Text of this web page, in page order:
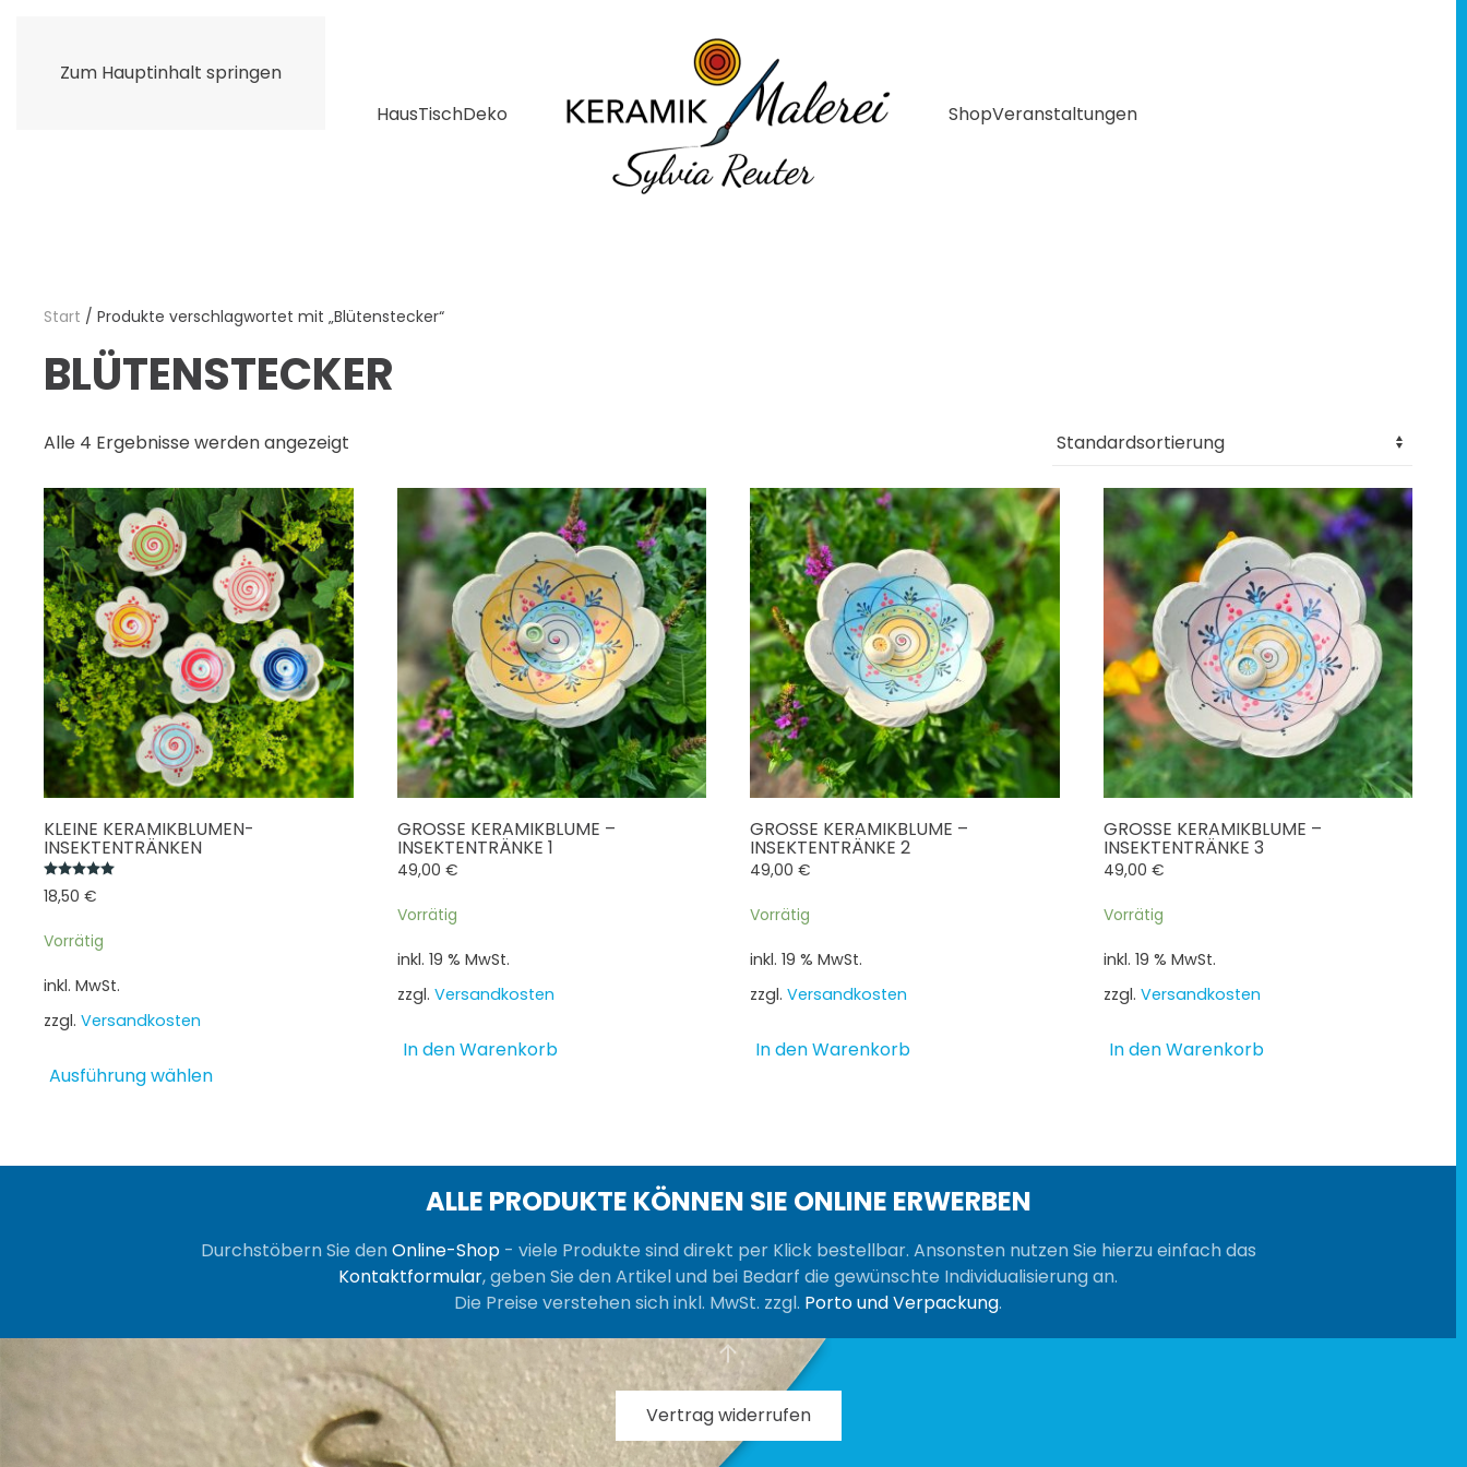
Zum Hauptinhalt springen
HausTischDeko ShopVeranstaltungen
Start / Produkte verschlagwortet mit „Blütenstecker“
BLÜTENSTECKER
Alle 4 Ergebnisse werden angezeigt
KLEINE KERAMIKBLUMEN-
INSEKTENTRÄNKEN
18,50 €
Vorrätig
inkl. MwSt.
zzgl. Versandkosten
Ausführung wählen
können
Produktseite
werden
GROSSE KERAMIKBLUME – I
NSEKTENTRÄNKE 1
49,00 €
Vorrätig
inkl. 19 % MwSt.
zzgl. Versandkosten
In den Warenkorb
GROSSE KERAMIKBLUME – I
NSEKTENTRÄNKE 2
49,00 €
Vorrätig
inkl. 19 % MwSt.
zzgl. Versandkosten
In den Warenkorb
GROSSE KERAMIKBLUME – I
NSEKTENTRÄNKE 3
49,00 €
Vorrätig
inkl. 19 % MwSt.
zzgl. Versandkosten
In den Warenkorb
ALLE PRODUKTE KÖNNEN SIE ONLINE ERWERBEN
Durchstöbern Sie denOnline-Shop- viele Produkte sind direkt per Klick bestellbar. Ansonsten nutzen Sie hierzu einfach das
Kontaktformular, geben Sie den Artikel und bei Bedarf die gewünschte Individualisierung an.
Die Preise verstehen sich inkl. MwSt. zzgl. Porto und Verpackung.
Vertrag widerrufen